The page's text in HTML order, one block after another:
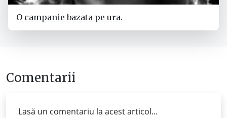
O campanie bazata pe ura.
Comentarii
Lasă un comentariu la acest articol...